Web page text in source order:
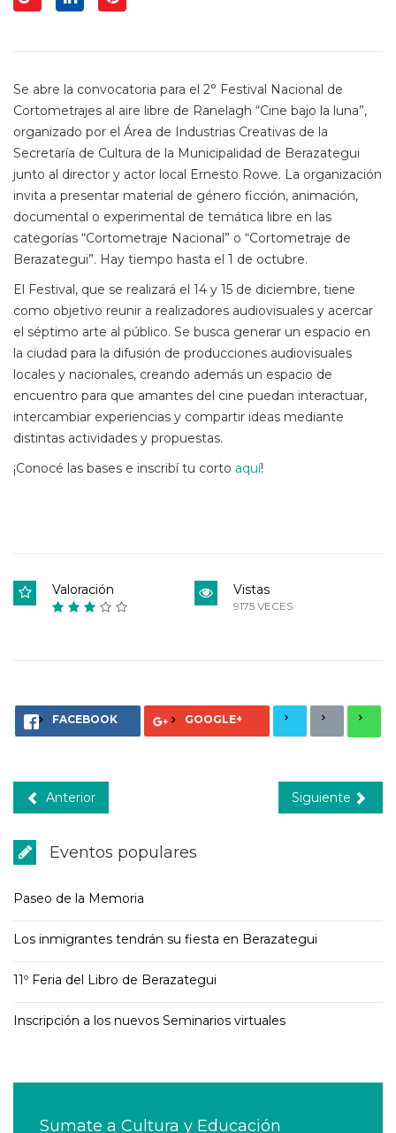
Se abre la convocatoria para el 2° Festival Nacional de
Cortometrajes al aire libre de Ranelagh “Cine bajo la luna”,
organizado por el Área de Industrias Creativas de la
Secretaría de Cultura de la Municipalidad de Berazategui
junto al director y actor local Ernesto Rowe. La organización
invita a presentar material de género ficción, animación,
documental o experimental de temática libre en las
categorías “Cortometraje Nacional” o “Cortometraje de
Berazategui”. Hay tiempo hasta el 1 de octubre.
El Festival, que se realizará el 14 y 15 de diciembre, tiene
como objetivo reunir a realizadores audiovisuales y acercar
el séptimo arte al público. Se busca generar un espacio en
la ciudad para la difusión de producciones audiovisuales
locales y nacionales, creando además un espacio de
encuentro para que amantes del cine puedan interactuar,
intercambiar experiencias y compartir ideas mediante
distintas actividades y propuestas.
¡Conocé las bases e inscribí tu corto aquí!
Valoración Vistas
9175 VECES
FACEBOOK GOOGLE+
Anterior Siguiente
Eventos populares
Paseo de la Memoria
Los inmigrantes tendrán su fiesta en Berazategui
11º Feria del Libro de Berazategui
Inscripción a los nuevos Seminarios virtuales
Sumate a Cultura y Educación